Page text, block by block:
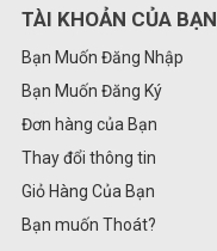
TÀI KHOẢN CỦA BẠN
Bạn Muốn Đăng Nhập
Bạn Muốn Đăng Ký
Đơn hàng của Bạn
Thay đổi thông tin
Giỏ Hàng Của Bạn
Bạn muốn Thoát?